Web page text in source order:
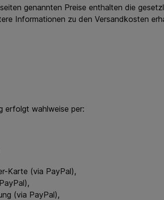
genannten Preise enthalten die
Informationen zu den Versandkosten
wahlweise per:
Karte (via PayPal),
(via PayPal),